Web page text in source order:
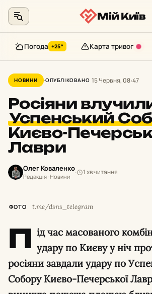
до
контенту
Мій Київ
Погода +25° Карта тривог
НОВИНИ ОПУБЛІКОВАНО 15 Червня, 08:47
Росіяни
Успенський
Києво-
Лаври
Олег Коваленко
Редакція · Новини
1 хв читання
ФОТО t.me/dsns_telegram
П ід час масованого
удару по Києву у ніч
росіяни завдали удару по
Собору Києво-Печерської